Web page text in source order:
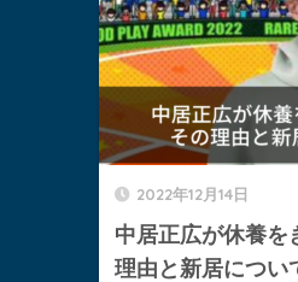
2022年12月14日
中居正広が休養
理由と新居につい